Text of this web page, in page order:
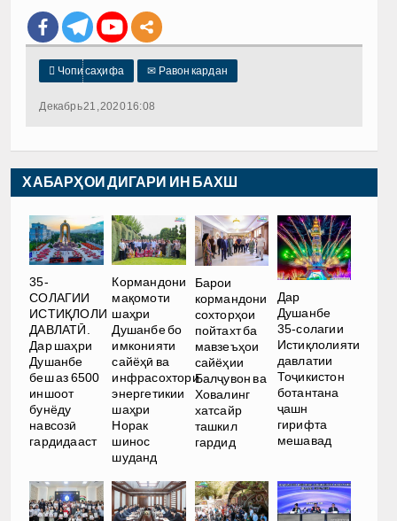
 Чопи саҳифа ✉ Равон кардан
Декабрь 21, 2020 16:08
ХАБАРҲОИ ДИГАРИ ИН БАХШ
35-
СОЛАГИИ
ИСТИҚЛОЛИ
ДАВЛАТӢ.
Дар шаҳри
Душанбе
беш аз 6500
иншоот
бунёду
навсозӣ
гардидааст
Кормандони
мақомоти
шаҳри
Душанбе бо
имконияти
сайёҳӣ ва
инфрасохтори
энергетикии
шаҳри
Норак
шинос
шуданд
Барои
кормандони
сохторҳои
пойтахт ба
мавзеъҳои
сайёҳии
Балҷувон ва
Ховалинг
хатсайр
ташкил
гардид
Дар
Душанбе
35-солагии
Истиқлолияти
давлатии
Тоҷикистон
ботантана
ҷашн
гирифта
мешавад